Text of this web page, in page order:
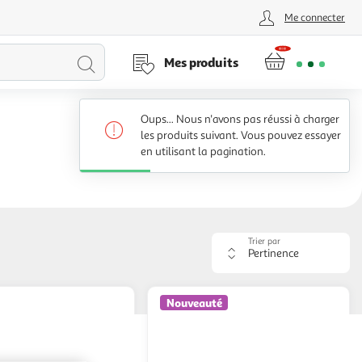
Me connecter
Lancer
la
recherche
Mes produits
Appliquer
Trier par
Nouveauté
Oups... Nous n'avons pas réussi à charger
les produits suivant. Vous pouvez essayer
en utilisant la pagination.